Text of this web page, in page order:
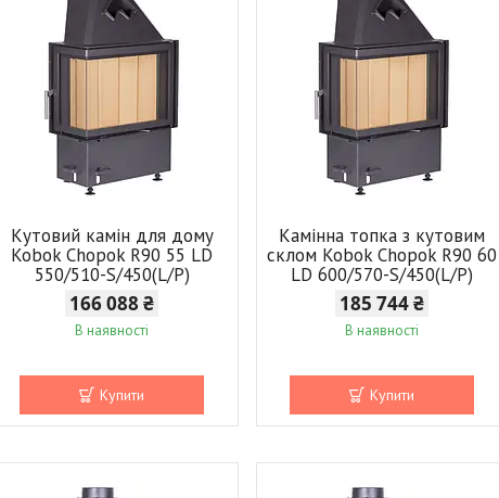
Кутовий камін для дому
Kobok Chopok R90 55 LD
550/510-S/450(L/P)
166 088 ₴
В наявності
Купити
Камінна топка з кутовим
склом Kobok Chopok R90 60
LD 600/570-S/450(L/P)
185 744 ₴
В наявності
Купити